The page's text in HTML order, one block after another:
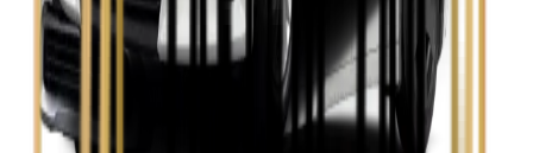
Zobacz
Toyota Camry
Zobacz